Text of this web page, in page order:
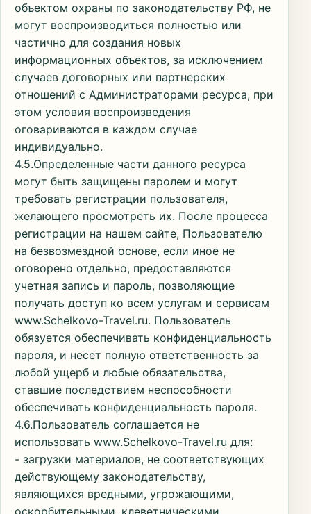
объектом охраны по законодательству РФ, не
могут воспроизводиться полностью или
частично для создания новых
информационных объектов, за исключением
случаев договорных или партнерских
отношений с Администраторами ресурса, при
этом условия воспроизведения
оговариваются в каждом случае
индивидуально.
4.5.Определенные части данного ресурса
могут быть защищены паролем и могут
требовать регистрации пользователя,
желающего просмотреть их. После процесса
регистрации на нашем сайте, Пользователю
на безвозмездной основе, если иное не
оговорено отдельно, предоставляются
учетная запись и пароль, позволяющие
получать доступ ко всем услугам и сервисам
www.Schelkovo-Travel.ru. Пользователь
обязуется обеспечивать конфиденциальность
пароля, и несет полную ответственность за
любой ущерб и любые обязательства,
ставшие последствием неспособности
обеспечивать конфиденциальность пароля.
4.6.Пользователь соглашается не
использовать www.Schelkovo-Travel.ru для:
- загрузки материалов, не соответствующих
действующему законодательству,
являющихся вредными, угрожающими,